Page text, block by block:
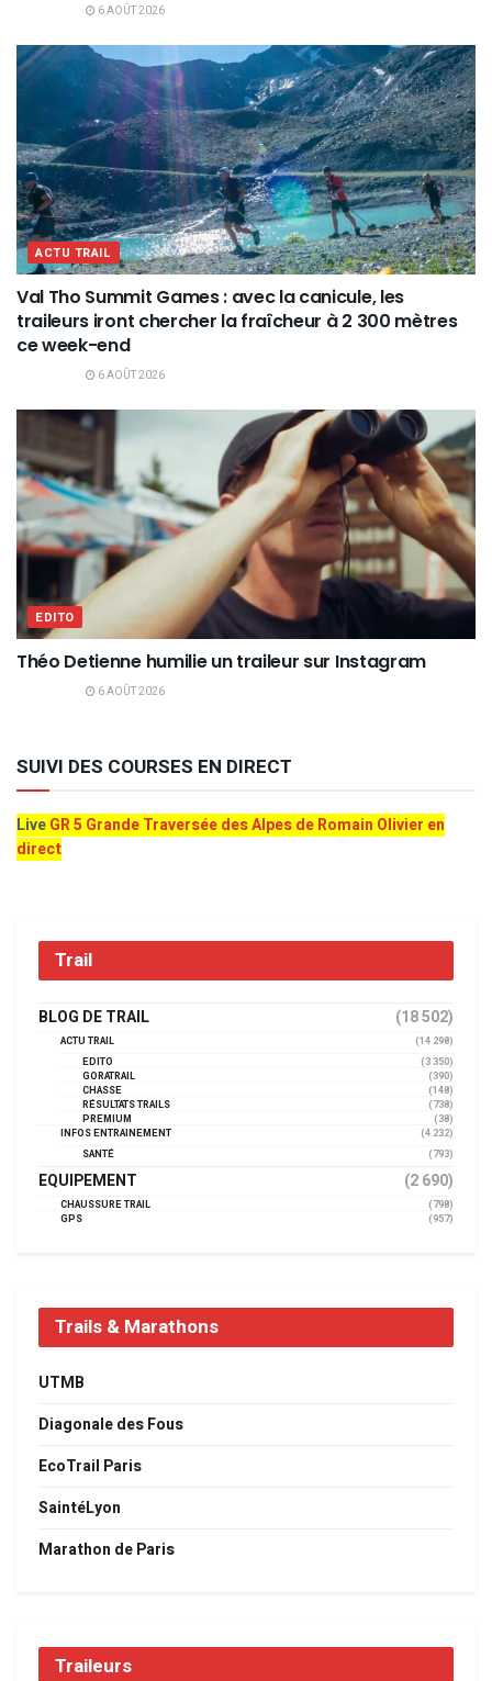
6 AOÛT 2026
ACTU TRAIL
Val Tho Summit Games : avec la canicule, les
traileurs iront chercher la fraîcheur à 2 300 mètres
ce week-end
6 AOÛT 2026
EDITO
Théo Detienne humilie un traileur sur Instagram
6 AOÛT 2026
SUIVI DES COURSES EN DIRECT
LiveGR 5 Grande Traversée des Alpes de Romain Olivier en
direct
Trail
BLOG DE TRAIL (18 502)
ACTU TRAIL
(14 298)
EDITO
(3 350)
GORATRAIL
(390)
CHASSE
(148)
RÉSULTATS TRAILS
(738)
PREMIUM
(38)
INFOS ENTRAINEMENT
(4 232)
SANTÉ
(793)
EQUIPEMENT (2 690)
CHAUSSURE TRAIL
(798)
GPS
(957)
Trails & Marathons
UTMB
Diagonale des Fous
EcoTrail Paris
SaintéLyon
Marathon de Paris
Traileurs